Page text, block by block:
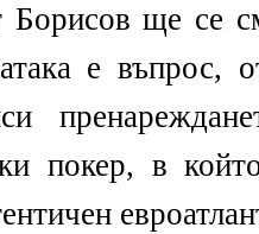
Борисов ще се
е въпрос,
покер, в